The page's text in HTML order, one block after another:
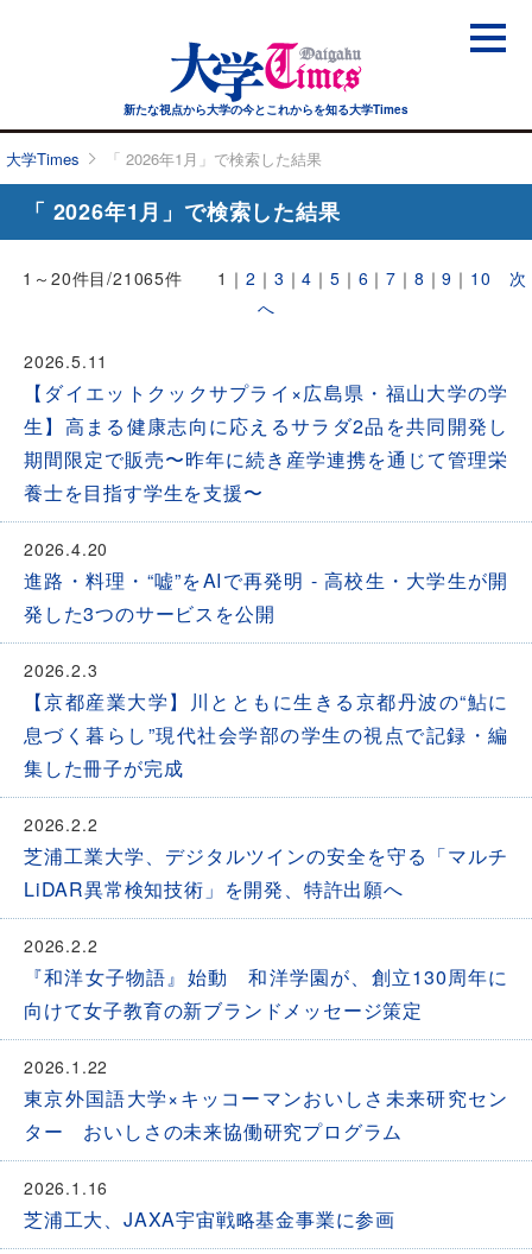
新たな視点から大学の今とこれからを知る大学Times
大学Times 「 2026年1月」で検索した結果
「 2026年1月」で検索した結果
1～20件目/21065件 1 ｜2 ｜ 3 ｜4 ｜ 5 ｜ 6 ｜7 ｜ 8 ｜9 ｜ 10
次
へ
2026.5.11
【ダイエットクックサプライ×広島県・福山大学の学
生】高まる健康志向に応えるサラダ2品を共同開発し
期間限定で販売〜昨年に続き産学連携を通じて管理栄
養士を目指す学生を支援〜
2026.4.20
進路・料理・“嘘”をAIで再発明 - 高校生・大学生が開
発した3つのサービスを公開
2026.2.3
【京都産業大学】川とともに生きる京都丹波の“鮎に
息づく暮らし”現代社会学部の学生の視点で記録・編
集した冊子が完成
2026.2.2
芝浦工業大学、デジタルツインの安全を守る「マルチ
LiDAR異常検知技術」を開発、特許出願へ
2026.2.2
『和洋女子物語』始動 和洋学園が、創立130周年に
向けて女子教育の新ブランドメッセージ策定
2026.1.22
東京外国語大学×キッコーマンおいしさ未来研究セン
ター おいしさの未来協働研究プログラム
2026.1.16
芝浦工大、JAXA宇宙戦略基金事業に参画